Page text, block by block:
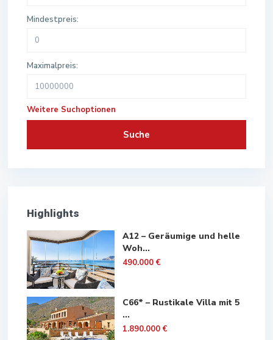
Mindestpreis:
Maximalpreis:
Weitere Suchoptionen
Suche
Highlights
A12 – Geräumige und helle
Woh...
490.000 €
C66* – Rustikale Villa mit 5
...
1.890.000 €